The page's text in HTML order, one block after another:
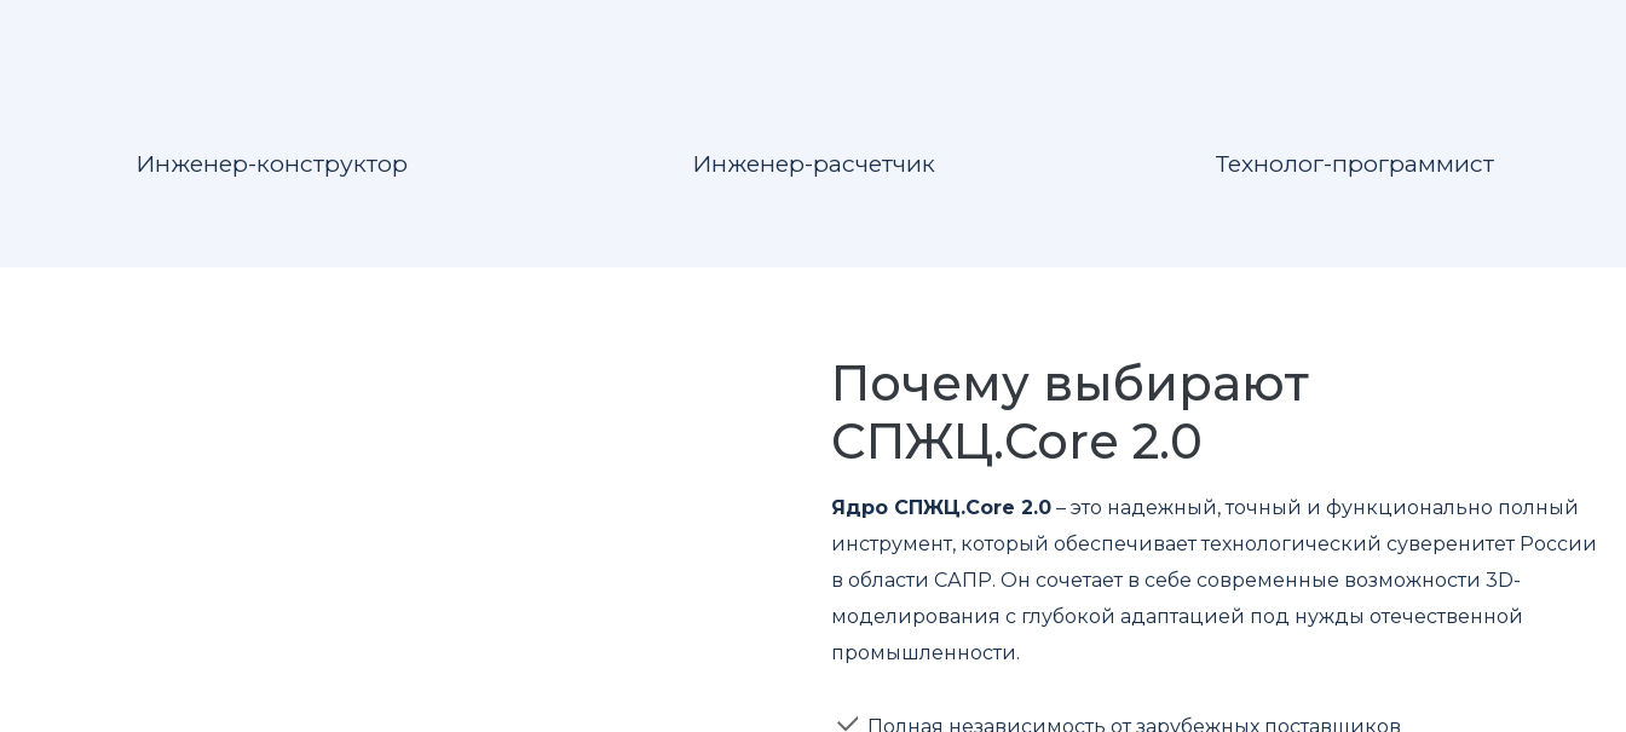
Инженер-конструктор Инженер-расчетчик Технолог-программист
Почему выбирают
СПЖЦ.Core 2.0
Ядро СПЖЦ.Core 2.0 – это надежный, точный и функционально полный
инструмент, который обеспечивает технологический суверенитет России
в области САПР. Он сочетает в себе современные возможности 3D-
моделирования с глубокой адаптацией под нужды отечественной
промышленности.
Полная независимость от зарубежных поставщиков